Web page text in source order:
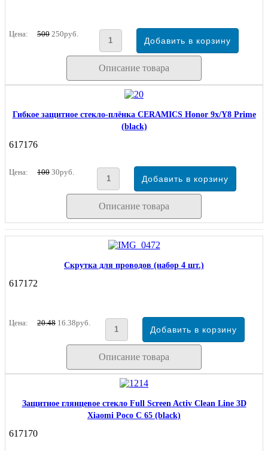
Цена: 500 250руб.
Описание товара
Гибкое защитное стекло-плёнка CERAMICS Honor 9x/Y8 Prime
(black)
617176
Цена: 100 30руб.
Описание товара
Скрутка для проводов (набор 4 шт.)
617172
Цена: 20.48 16.38руб.
Описание товара
Защитное глянцевое стекло Full Screen Activ Clean Line 3D
Xiaomi Poco C 65 (black)
617170